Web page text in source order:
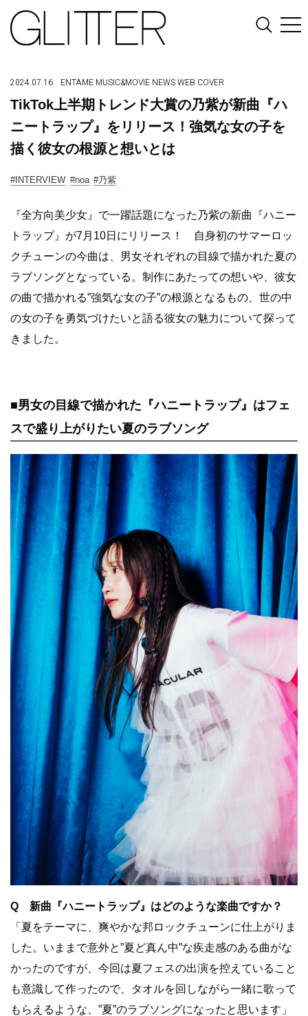
2024.07.16 ENTAME MUSIC&MOVIE NEWSWEB COVER
TikTok上半期トレンド大賞の乃紫が新曲『ハ
ニートラップ』をリリース！強気な女の子を
描く彼女の根源と想いとは
#INTERVIEW #noa #乃紫
『全方向美少女』で一躍話題になった乃紫の新曲『ハニー
トラップ』が7月10日にリリース！ 自身初のサマーロッ
クチューンの今曲は、男女それぞれの目線で描かれた夏の
ラブソングとなっている。制作にあたっての想いや、彼女
の曲で描かれる”強気な女の子”の根源となるもの、世の中
の女の子を勇気づけたいと語る彼女の魅力について探って
きました。
■男女の目線で描かれた『ハニートラップ』はフェ
スで盛り上がりたい夏のラブソング
Q 新曲『ハニートラップ』はどのような楽曲ですか？
「夏をテーマに、爽やかな邦ロックチューンに仕上がりま
した。いままで意外と”夏ど真ん中”な疾走感のある曲がな
かったのですが、今回は夏フェスの出演を控えていること
も意識して作ったので、タオルを回しながら一緒に歌って
もらえるような、”夏”のラブソングになったと思います」